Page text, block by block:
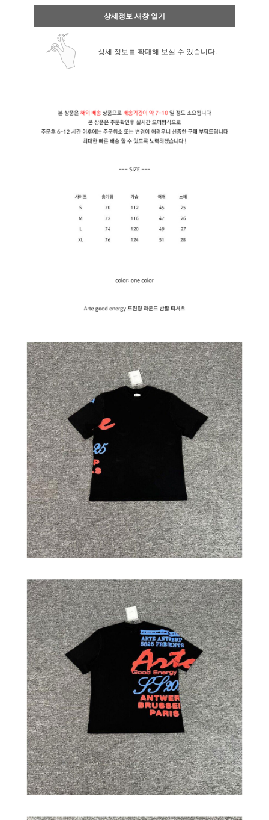
상세정보 새창 열기
상세 정보를 확대해 보실 수 있습니다.